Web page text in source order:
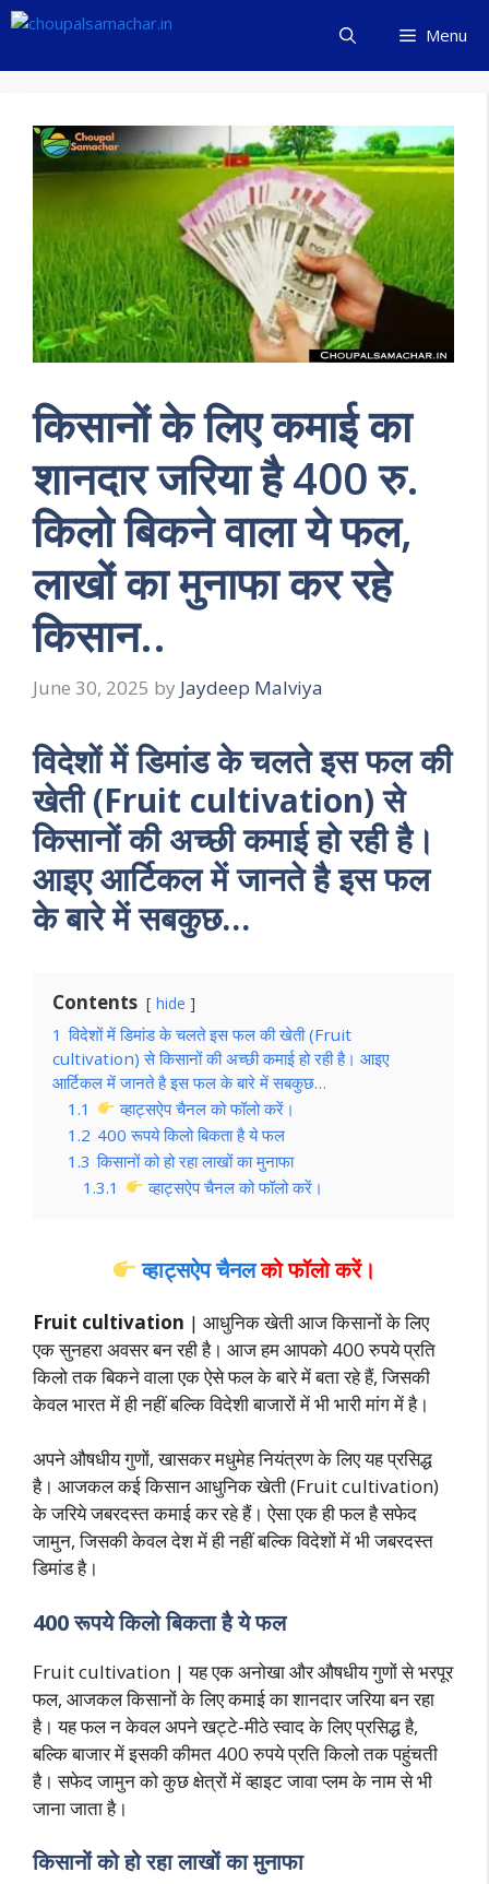
Skip
content
Menu
किसानों के लिए कमाई का
शानदार जरिया है 400 रु.
किलो बिकने वाला ये फल,
लाखों का मुनाफा कर रहे
किसान..
June 30, 2025 by Jaydeep Malviya
विदेशों में डिमांड के चलते इस फल की
खेती (Fruit cultivation) से
किसानों की अच्छी कमाई हो रही है।
आइए आर्टिकल में जानते है इस फल
के बारे में सबकुछ…
Contents hide
1 विदेशों में डिमांड के चलते इस फल की खेती (Fruit
cultivation) से किसानों की अच्छी कमाई हो रही है। आइए
आर्टिकल में जानते है इस फल के बारे में सबकुछ…
1.1
व्हाट्सऐप चैनल को फॉलो करें।
1.2 400 रूपये किलो बिकता है ये फल
1.3 किसानों को हो रहा लाखों का मुनाफा
1.3.1
व्हाट्सऐप चैनल को फॉलो करें।
व्हाट्सऐप चैनलको फॉलो करें।
Fruit cultivation | आधुनिक खेती आज किसानों के लिए
एक सुनहरा अवसर बन रही है। आज हम आपको 400 रुपये प्रति
किलो तक बिकने वाला एक ऐसे फल के बारे में बता रहे हैं, जिसकी
केवल भारत में ही नहीं बल्कि विदेशी बाजारों में भी भारी मांग में है।
अपने औषधीय गुणों, खासकर मधुमेह नियंत्रण के लिए यह प्रसिद्ध
है। आजकल कई किसान आधुनिक खेती (Fruit cultivation)
के जरिये जबरदस्त कमाई कर रहे हैं। ऐसा एक ही फल है सफेद
जामुन, जिसकी केवल देश में ही नहीं बल्कि विदेशों में भी जबरदस्त
डिमांड है।
400 रूपये किलो बिकता है ये फल
Fruit cultivation | यह एक अनोखा और औषधीय गुणों से भरपूर
फल, आजकल किसानों के लिए कमाई का शानदार जरिया बन रहा
है। यह फल न केवल अपने खट्टे-मीठे स्वाद के लिए प्रसिद्ध है,
बल्कि बाजार में इसकी कीमत 400 रुपये प्रति किलो तक पहुंचती
है। सफेद जामुन को कुछ क्षेत्रों में व्हाइट जावा प्लम के नाम से भी
जाना जाता है।
किसानों को हो रहा लाखों का मुनाफा